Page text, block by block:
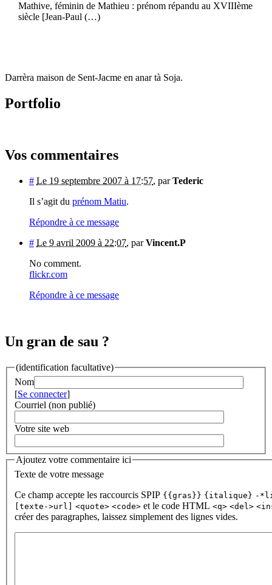
Mathive, féminin de Mathieu : prénom répandu au XVIIIème
siècle [Jean-Paul (…)
Darrèra maison de Sent-Jacme en anar tà Soja.
Portfolio
Vos commentaires
# Le 19 septembre 2007 à 17:57, parTederic
Il s’agit du prénom Matiu.
Répondre à ce message
# Le 9 avril 2009 à 22:07, parVincent.P
No comment.
flickr.com
Répondre à ce message
Un gran de sau ?
(identification facultative)
Nom
[Se connecter]
Courriel (non publié)
Votre site web
Ajoutez votre commentaire ici
Texte de votre message
Ce champ accepte les raccourcis SPIP {{gras}} {italique} -
[texte->url]
<quote> <code> et le code HTML <q> <del>
créer des paragraphes, laissez simplement des lignes vides.